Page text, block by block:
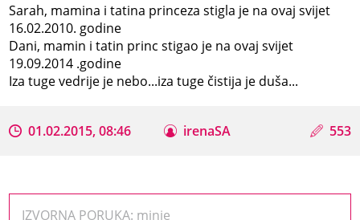
Sarah, mamina i tatina princeza stigla je na ovaj svijet
16.02.2010. godine
Dani, mamin i tatin princ stigao je na ovaj svijet
19.09.2014 .godine
Iza tuge vedrije je nebo...iza tuge čistija je duša...
01.02.2015, 08:46 irenaSA 553
IZVORNA PORUKA: minie